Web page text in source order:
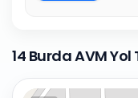
14 Burda AVM